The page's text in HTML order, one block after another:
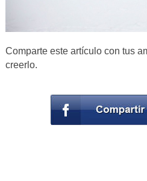
Comparte este artículo con tus
creerlo.